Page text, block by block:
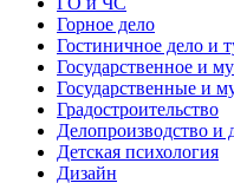
Горное дело
Гостиничное дело и
Государственное и
Государственные и
Градостроительство
Делопроизводство и
Детская психология
Дизайн